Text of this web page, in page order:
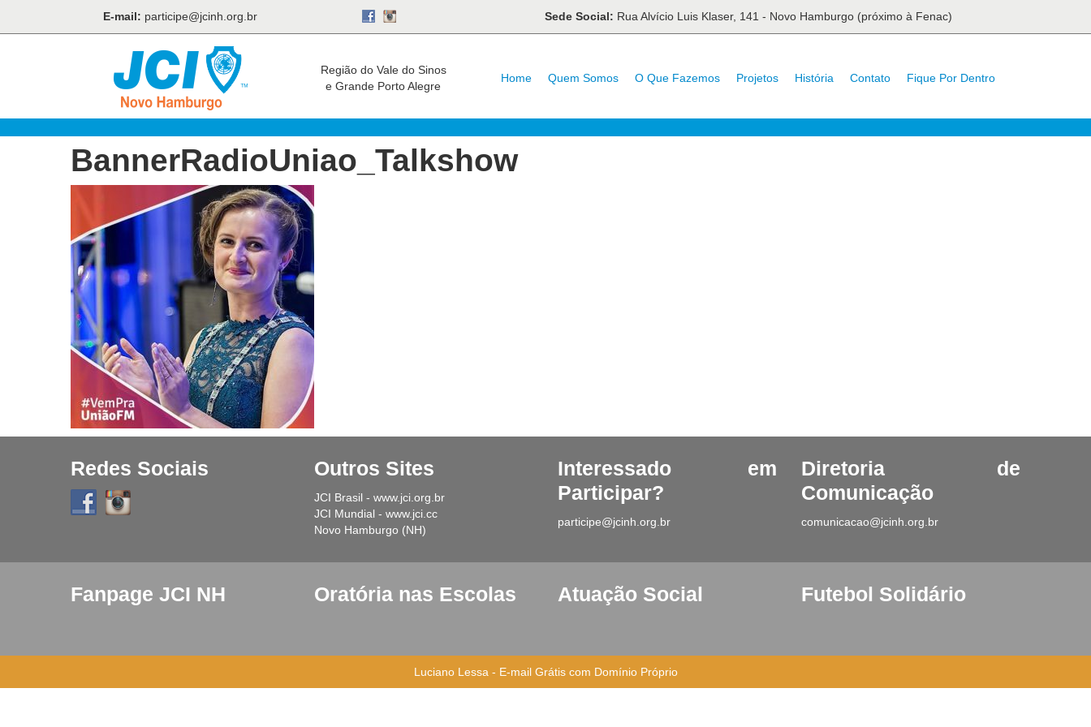
E-mail: participe@jcinh.org.br Sede Social: Rua Alvício Luis Klaser, 141 - Novo Hamburgo (próximo à Fenac)
Região do Vale do Sinos
e Grande Porto Alegre
Home Quem Somos O Que Fazemos Projetos História Contato Fique Por Dentro
BannerRadioUniao_Talkshow
Redes Sociais Outros Sites
JCI Brasil - www.jci.org.br
JCI Mundial - www.jci.cc
Novo Hamburgo (NH)
Interessado em
Participar?
participe@jcinh.org.br
Diretoria de
Comunicação
comunicacao@jcinh.org.br
Fanpage JCI NH Oratória nas Escolas Atuação Social Futebol Solidário
Luciano Lessa - E-mail Grátis com Domínio Próprio